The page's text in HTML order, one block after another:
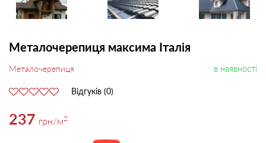
Металочерепиця максима Італія
Металочерепиця в наявності
Відгуків (0)
237 грн/м2